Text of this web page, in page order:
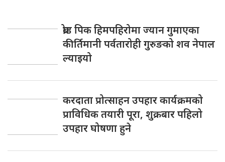
ब्रोड पिक हिमपहिरोमा ज्यान गुमाएका
कीर्तिमानी पर्वतारोही गुरुङको शव नेपाल
ल्याइयो
करदाता प्रोत्साहन उपहार कार्यक्रमको
प्राविधिक तयारी पूरा, शुक्रबार पहिलो
उपहार घोषणा हुने